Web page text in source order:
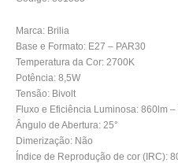
Marca: Brilia
Base e Formato: E27 – PAR30
Temperatura da Cor: 2700K
Potência: 8,5W
Tensão: Bivolt
Fluxo e Eficiência Luminosa: 860lm –
Ângulo de Abertura: 25°
Dimerização: Não
Índice de Reprodução de cor (IRC):